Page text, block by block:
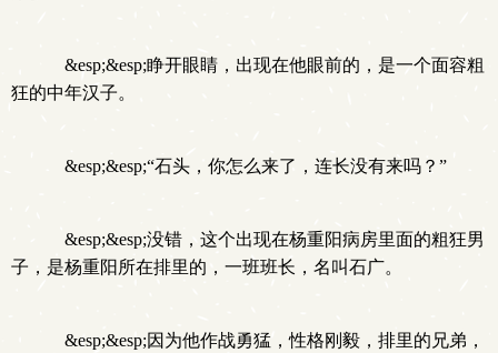
&esp;&esp;睁开眼睛，出现在他眼前的，是一个面容粗
狂的中年汉子。
&esp;&esp;“石头，你怎么来了，连长没有来吗？”
&esp;&esp;没错，这个出现在杨重阳病房里面的粗狂男
子，是杨重阳所在排里的，一班班长，名叫石广。
&esp;&esp;因为他作战勇猛，性格刚毅，排里的兄弟，